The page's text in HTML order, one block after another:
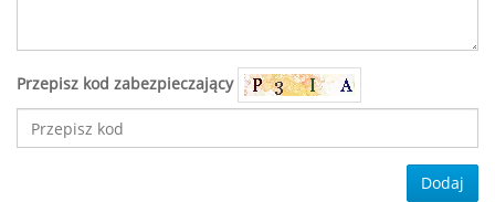
Przepisz kod zabezpieczający
Dodaj